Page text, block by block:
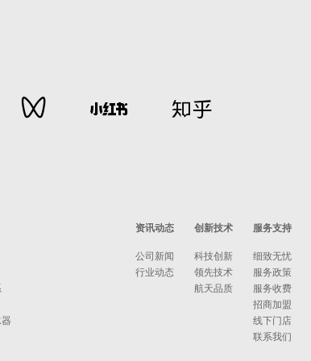
资讯动态
公司新闻
行业动态
创新技术
科技创新
领先技术
航天品质
服务支持
细致无忧
服务政策
服务收费
招商加盟
线下门店
联系我们